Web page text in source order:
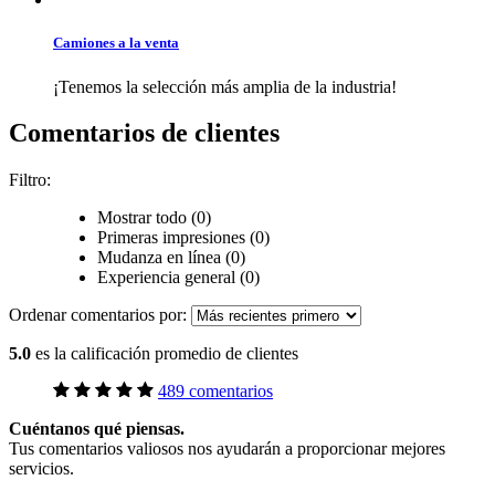
Camiones a la venta
¡Tenemos la selección más amplia de la industria!
Comentarios de clientes
Filtro:
Mostrar todo (0)
Primeras impresiones (0)
Mudanza en línea (0)
Experiencia general (0)
Ordenar comentarios por:
5.0 es la calificación promedio de clientes
489 comentarios
Cuéntanos qué piensas.
Tus comentarios valiosos nos ayudarán a proporcionar mejores
servicios.